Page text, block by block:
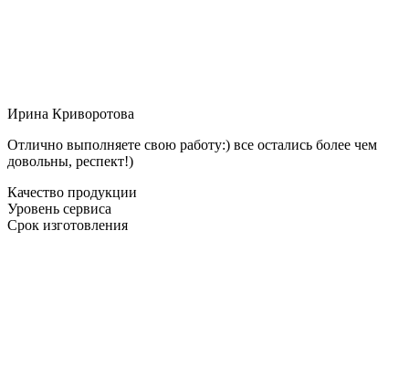
Ирина Криворотова
Отлично выполняете свою работу:) все остались более чем
довольны, респект!)
Качество продукции
Уровень сервиса
Срок изготовления